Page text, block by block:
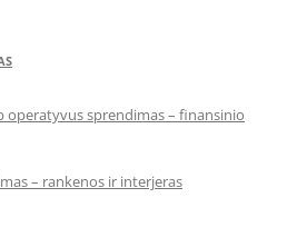
sprendimas – finansinio
– rankenos ir interjeras